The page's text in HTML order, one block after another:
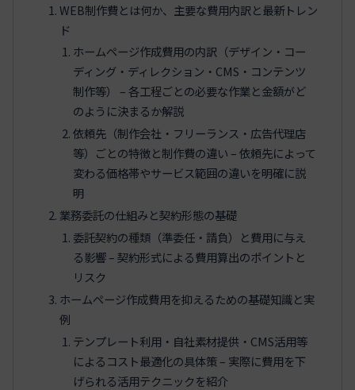
WEB制作費とは何か、主要な費用内訳と最新トレン
ド
ホームページ作成費用の内訳（デザイン・コー
ディング・ディレクション・CMS・コンテンツ
制作等） – 各工程ごとの必要な作業と金額がど
のように決まるか解説
依頼先（制作会社・フリーランス・広告代理店
等）ごとの特徴と制作費の違い – 依頼先によって
変わる価格帯やサービス範囲の違いを明確に説
明
業務委託の仕組みと契約形態の基礎
委託契約の種類（準委任・請負）と費用に与え
る影響 – 契約形式による費用算出のポイントと
リスク
ホームページ作成費用を抑えるための基礎知識と実
例
テンプレート利用・自社素材提供・CMS活用等
によるコスト最適化の具体策 – 実際に費用を下
げられる活用テクニックを紹介